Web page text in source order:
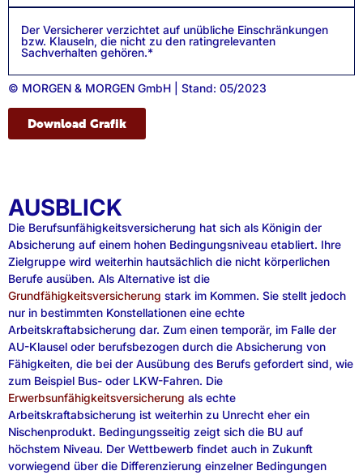
Der Versicherer verzichtet auf unübliche Einschränkungen
bzw. Klauseln, die nicht zu den ratingrelevanten
Sachverhalten gehören.*
© MORGEN & MORGEN GmbH | Stand: 05/2023
Download Grafik
AUSBLICK
Die Berufsunfähigkeitsversicherung hat sich als Königin der
Absicherung auf einem hohen Bedingungsniveau etabliert. Ihre
Zielgruppe wird weiterhin hautsächlich die nicht körperlichen
Berufe ausüben. Als Alternative ist die
Grundfähigkeitsversicherung stark im Kommen. Sie stellt jedoch
nur in bestimmten Konstellationen eine echte
Arbeitskraftabsicherung dar. Zum einen temporär, im Falle der
AU-Klausel oder berufsbezogen durch die Absicherung von
Fähigkeiten, die bei der Ausübung des Berufs gefordert sind, wie
zum Beispiel Bus- oder LKW-Fahren. Die
Erwerbsunfähigkeitsversicherung als echte
Arbeitskraftabsicherung ist weiterhin zu Unrecht eher ein
Nischenprodukt. Bedingungsseitig zeigt sich die BU auf
höchstem Niveau. Der Wettbewerb findet auch in Zukunft
vorwiegend über die Differenzierung einzelner Bedingungen